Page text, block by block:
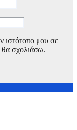
ιστότοπο μου σε
θα σχολιάσω.